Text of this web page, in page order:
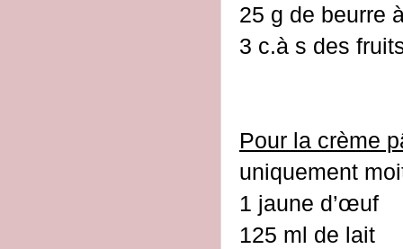
25 g de beurre
3 c.à s des
Pour la crème
uniquement
1 jaune d’œuf
125 ml de lait